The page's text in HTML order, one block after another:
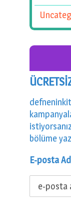
bölüme
E-posta